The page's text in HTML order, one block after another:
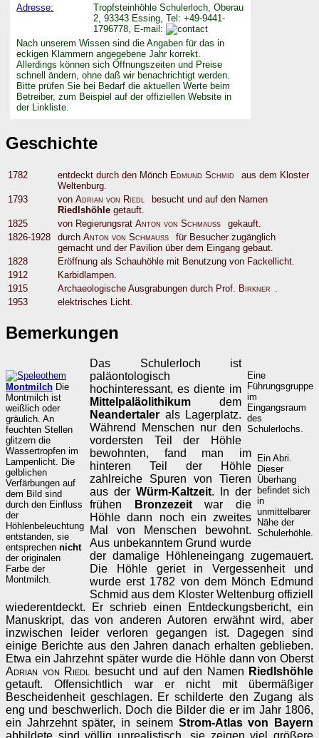
Adresse:
Tropfsteinhöhle Schulerloch, Oberau
2, 93343 Essing, Tel: +49-9441-
1796778, E-mail:
Nach unserem Wissen sind die Angaben für das in
eckigen Klammern angegebene Jahr korrekt.
Allerdings können sich Öffnungszeiten und Preise
schnell ändern, ohne daß wir benachrichtigt werden.
Bitte prüfen Sie bei Bedarf die aktuellen Werte beim
Betreiber, zum Beispiel auf der offiziellen Website in
der Linkliste.
Geschichte
1782 entdeckt durch den Mönch Edmund Schmid
aus dem Kloster
Weltenburg.
1793
von Adrian von Riedl
besucht und auf den Namen
Riedlshöhle getauft.
1825
von Regierungsrat Anton von Schmauß
gekauft.
1826-1928
durch Anton von Schmauß
für Besucher zugänglich
gemacht und der Pavilion über dem Eingang gebaut.
1828
Eröffnung als Schauhöhle mit Benutzung von Fackellicht.
1912
Karbidlampen.
1915
Archaeologische Ausgrabungen durch Prof. Birkner
1953
elektrisches Licht.
Bemerkungen
Montmilch Die
Montmilch ist
weißlich oder
gräulich. An
feuchten Stellen
glitzern die
Wassertropfen im
Lampenlicht. Die
gelblichen
Verfärbungen auf
dem Bild sind
durch den Einfluss
der
Höhlenbeleuchtung
entstanden, sie
entsprechen nicht
der originalen
Farbe der
Montmilch.
Eine
Führungsgruppe
im
Eingangsraum
des
Schulerlochs.
Ein Abri.
Dieser
Überhang
befindet sich
in
unmittelbarer
Nähe der
Schulerhöhle.
Das Schulerloch ist
paläontologisch
hochinteressant, es diente im
Mittelpaläolithikum dem
Neandertaler als Lagerplatz.
Während Menschen nur den
vordersten Teil der Höhle
bewohnten, fand man im
hinteren Teil der Höhle
zahlreiche Spuren von Tieren
aus der Würm-Kaltzeit. In der
frühen
Bronzezeitwar die
Höhle dann noch ein zweites
Mal von Menschen bewohnt.
Aus unbekanntem Grund wurde
der damalige Höhleneingang zugemauert.
Die Höhle geriet in Vergessenheit und
wurde erst 1782 von dem Mönch Edmund
Schmid aus dem Kloster Weltenburg offiziell
wiederentdeckt. Er schrieb einen Entdeckungsbericht, ein
Manuskript, das von anderen Autoren erwähnt wird, aber
inzwischen leider verloren gegangen ist. Dagegen sind
einige Berichte aus den Jahren danach erhalten geblieben.
Etwa ein Jahrzehnt später wurde die Höhle dann von Oberst
Adrian von Riedl
besucht und auf den Namen Riedlshöhle
getauft. Offensichtlich war er nicht mit übermäßiger
Bescheidenheit geschlagen. Er schilderte den Zugang als
eng und beschwerlich. Doch die Bilder die er im Jahr 1806,
ein Jahrzehnt später, in seinem Strom-Atlas von Bayern